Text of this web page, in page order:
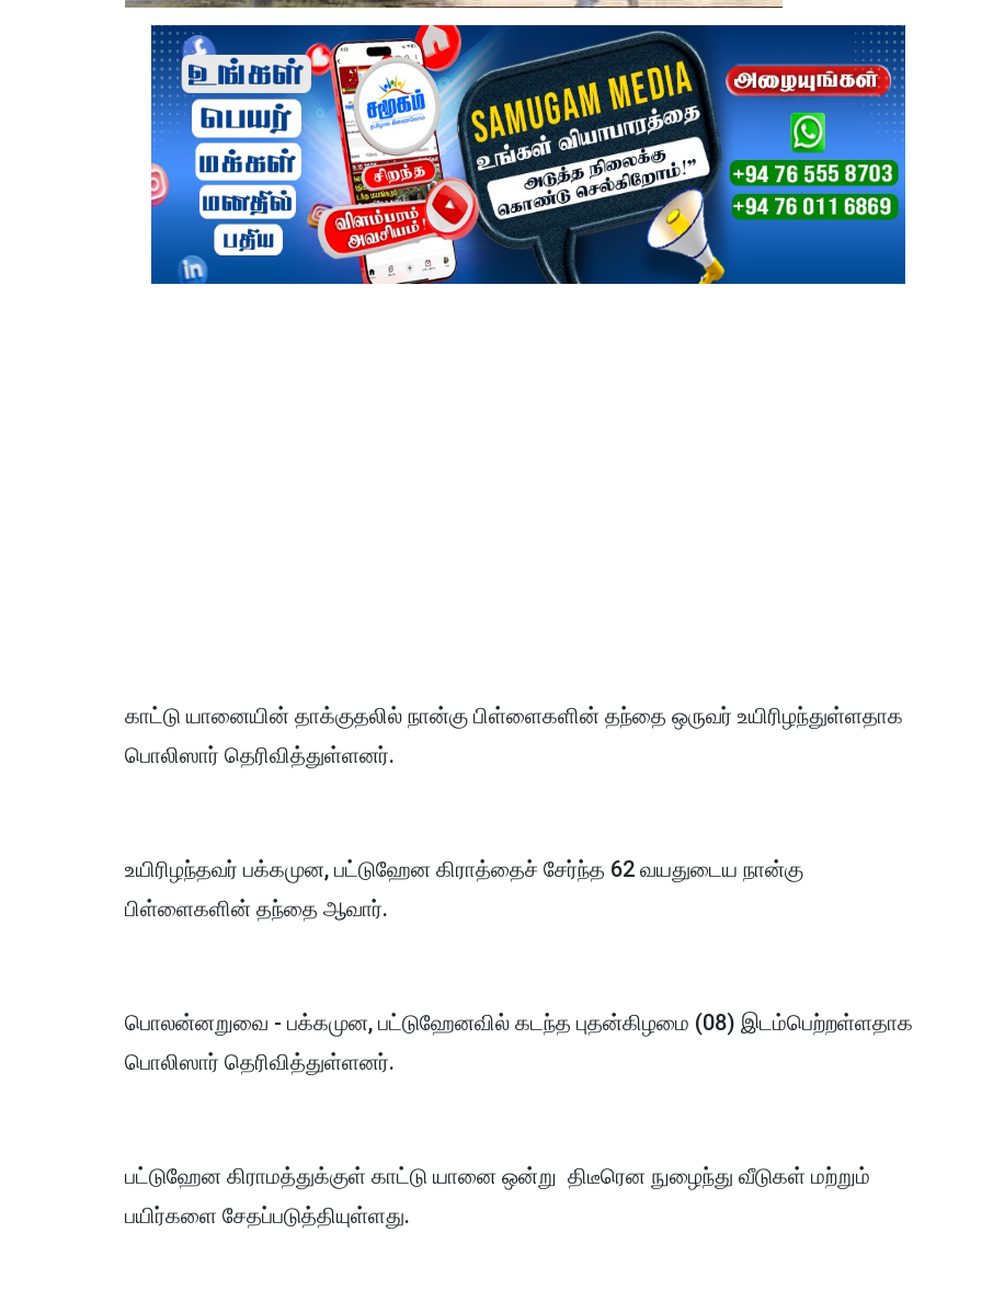
காட்டு யானையின் தாக்குதலில் நான்கு பிள்ளைகளின் தந்தை ஒருவர் உயிரிழந்துள்ளதாக
பொலிஸார் தெரிவித்துள்ளனர்.
உயிரிழந்தவர் பக்கமுன, பட்டுஹேன கிராத்தைச் சேர்ந்த 62 வயதுடைய நான்கு
பிள்ளைகளின் தந்தை ஆவார்.
பொலன்னறுவை - பக்கமுன, பட்டுஹேனவில் கடந்த புதன்கிழமை (08) இடம்பெற்றள்ளதாக
பொலிஸார் தெரிவித்துள்ளனர்.
பட்டுஹேன கிராமத்துக்குள் காட்டு யானை ஒன்று திடீரென நுழைந்து வீடுகள் மற்றும்
பயிர்களை சேதப்படுத்தியுள்ளது.